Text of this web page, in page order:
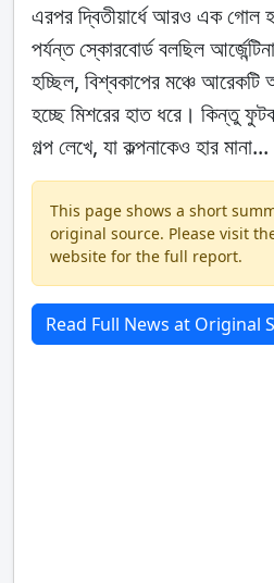
এরপর দ্বিতীয়ার্ধে আরও এক গোল
পর্যন্ত স্কোরবোর্ড বলছিল
হচ্ছিল, বিশ্বকাপের মঞ্চে আরেকটি
হচ্ছে মিশরের হাত ধরে। কিন্তু
গল্প লেখে, যা কল্পনাকেও হার মানা...
This page shows a short
original source. Please visit
website for the full report.
Read Full News at Original